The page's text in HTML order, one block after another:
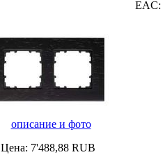
описание и фото
Цена: 7'488,88RUB
EAC: